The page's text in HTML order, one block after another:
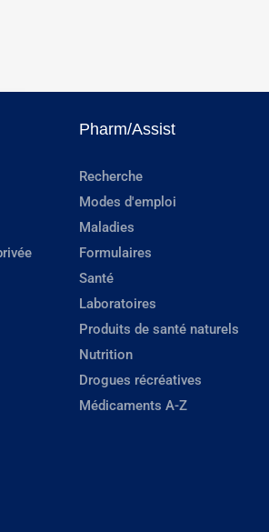
Pharm/Assist
Recherche
Modes d'emploi
Maladies
Formulaires
Santé
Laboratoires
Produits de santé naturels
Nutrition
Drogues récréatives
Médicaments A-Z